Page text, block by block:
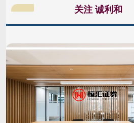
关注 诚利和